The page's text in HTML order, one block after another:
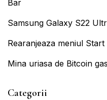
Bar
Samsung Galaxy S22
Rearanjeaza meniul Start
Mina uriasa de Bitcoin
Categorii